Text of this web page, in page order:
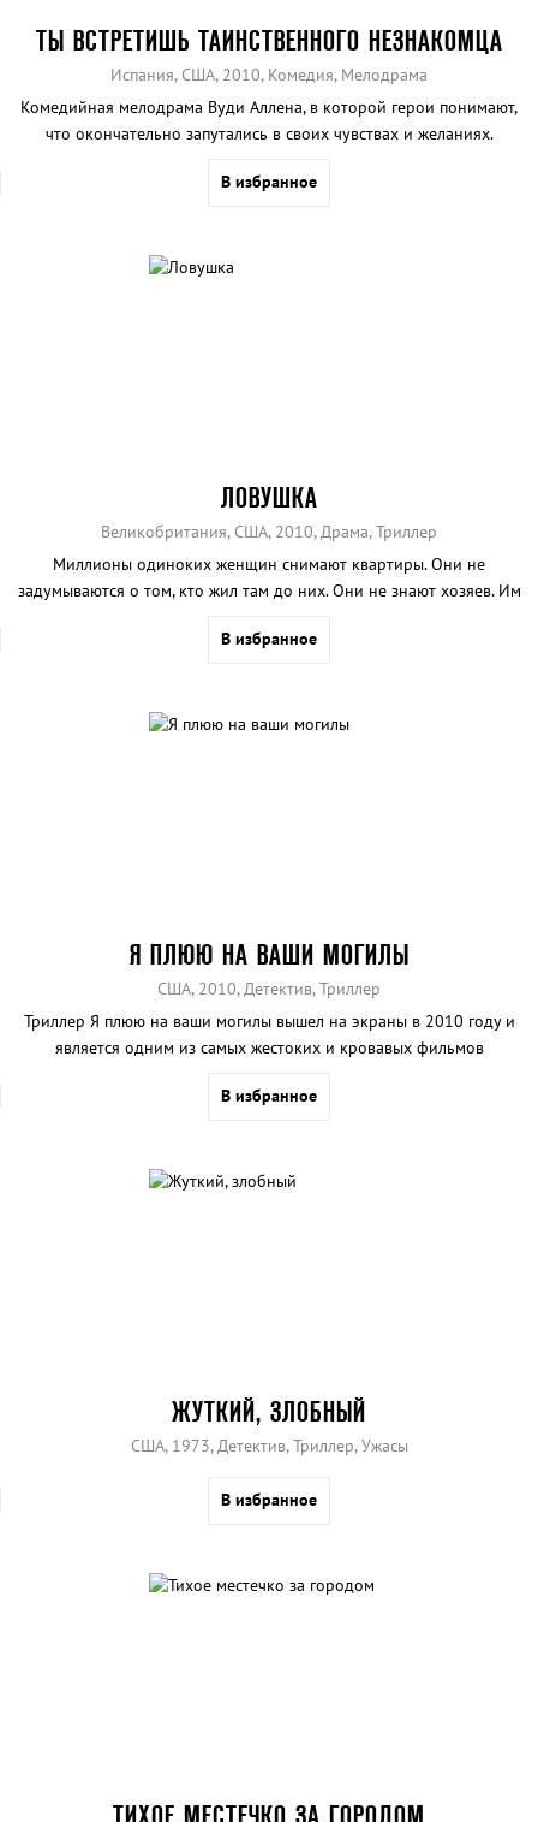
ТЫ ВСТРЕТИШЬ ТАИНСТВЕННОГО НЕЗНАКОМЦА
Испания, США, 2010, Комедия, Мелодрама
Комедийная мелодрама Вуди Аллена, в которой герои понимают,
что окончательно запутались в своих чувствах и желаниях.
В избранное
ЛОВУШКА
Великобритания, США, 2010, Драма, Триллер
Миллионы одиноких женщин снимают квартиры. Они не
задумываются о том, кто жил там до них. Они не знают хозяев. Им
В избранное
Я ПЛЮЮ НА ВАШИ МОГИЛЫ
США, 2010, Детектив, Триллер
Триллер Я плюю на ваши могилы вышел на экраны в 2010 году и
является одним из самых жестоких и кровавых фильмов
В избранное
ЖУТКИЙ, ЗЛОБНЫЙ
США, 1973, Детектив, Триллер, Ужасы
В избранное
ТИХОЕ МЕСТЕЧКО ЗА ГОРОДОМ